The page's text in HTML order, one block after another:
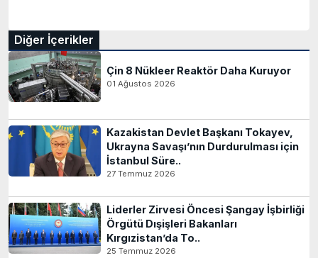
Diğer İçerikler
Çin 8 Nükleer Reaktör Daha Kuruyor
01 Ağustos 2026
Kazakistan Devlet Başkanı Tokayev,
Ukrayna Savaşı’nın Durdurulması için
İstanbul Süre..
27 Temmuz 2026
Liderler Zirvesi Öncesi Şangay İşbirliği
Örgütü Dışişleri Bakanları
Kırgızistan’da To..
25 Temmuz 2026